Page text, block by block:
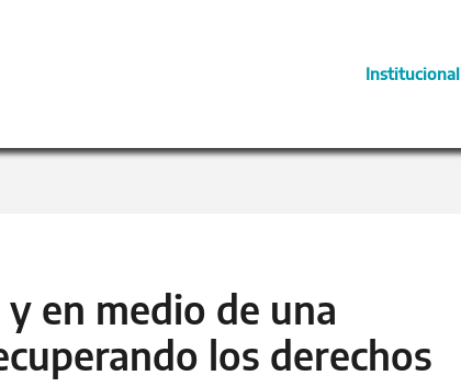
Institucional
en medio de una
los derechos